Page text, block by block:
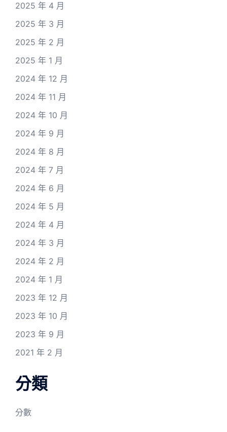
2025 年 4 月
2025 年 3 月
2025 年 2 月
2025 年 1 月
2024 年 12 月
2024 年 11 月
2024 年 10 月
2024 年 9 月
2024 年 8 月
2024 年 7 月
2024 年 6 月
2024 年 5 月
2024 年 4 月
2024 年 3 月
2024 年 2 月
2024 年 1 月
2023 年 12 月
2023 年 10 月
2023 年 9 月
2021 年 2 月
分類
分數